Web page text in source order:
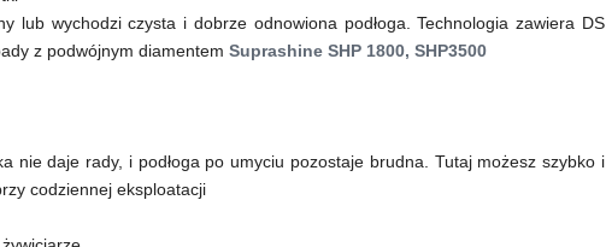
lub wychodzi czysta i dobrze odnowiona podłoga. Technologia zawiera DS
z podwójnym diamentem Suprashine SHP 1800, SHP3500
nie daje rady, i podłoga po umyciu pozostaje brudna. Tutaj możesz szybko i
codziennej eksploatacji